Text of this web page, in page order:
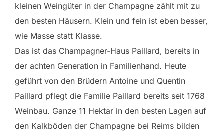
kleinen Weingüter in der Champagne zählt mit zu
den besten Häusern. Klein und fein ist eben besser,
wie Masse statt Klasse.
Das ist das Champagner-Haus Paillard, bereits in
der achten Generation in Familienhand. Heute
geführt von den Brüdern Antoine und Quentin
Paillard pflegt die Familie Paillard bereits seit 1768
Weinbau. Ganze 11 Hektar in den besten Lagen auf
den Kalkböden der Champagne bei Reims bilden